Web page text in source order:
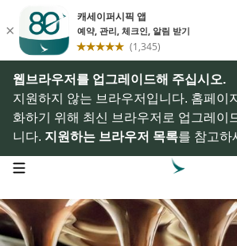
웹브라우저를 업그레이드해 주십시오.
지원하지 않는 브라우저입니다. 홈페이
화하기 위해 최신 브라우저로 업그레이
니다. 지원하는 브라우저 목록를 참고하
open navigation menu